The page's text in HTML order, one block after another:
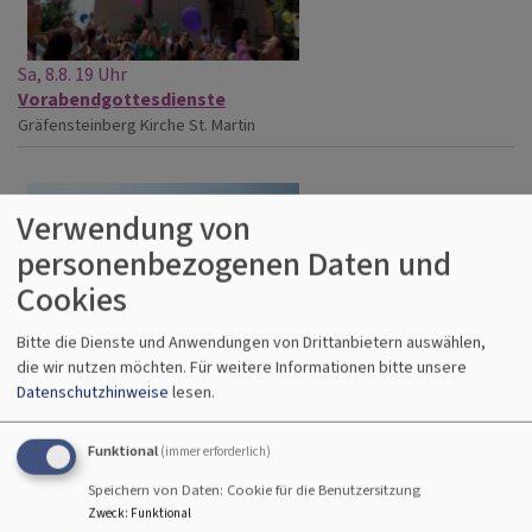
Sa, 8.8. 19 Uhr
Vorabendgottesdienste
Gräfensteinberg Kirche St. Martin
Verwendung von
personenbezogenen Daten und
Cookies
Bitte die Dienste und Anwendungen von Drittanbietern auswählen,
die wir nutzen möchten. Für weitere Informationen bitte unsere
Datenschutzhinweise lesen.
Funktional (immer erforderlich)
Speichern von Daten: Cookie für die Benutzersitzung
Zweck: Funktional